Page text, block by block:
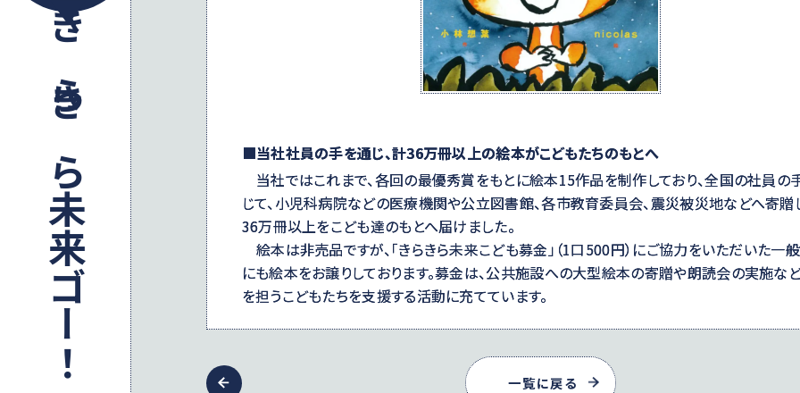
きらきら未来ゴー！
■当社社員の手を通じ、計36万冊以上の絵本がこどもたちのもとへ
当社ではこれまで、各回の最優秀賞をもとに絵本15作品を制作しており、全国の社員の
じて、小児科病院などの医療機関や公立図書館、各市教育委員会、震災被災地などへ寄贈
36万冊以上をこども達のもとへ届けました。
絵本は非売品ですが、「きらきら未来こども募金」（1口500円）にご協力をいただいた一
にも絵本をお譲りしております。募金は、公共施設への大型絵本の寄贈や朗読会の実施な
を担うこどもたちを支援する活動に充てています。
一覧に戻る